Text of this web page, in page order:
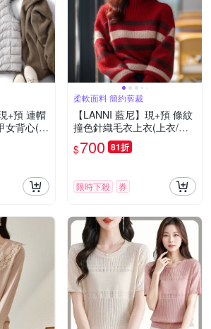
+預 連帽
女背心(保
柔軟面料 簡約剪裁
【LANNI 藍尼】現+預 條紋
撞色針織毛衣上衣(上衣/女
裝/毛衣/休閒/百搭)
$700 81折
限時下殺 券